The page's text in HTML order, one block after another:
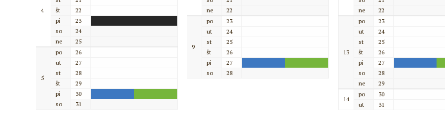
4
št
22
pi
23
so
24
ne
25
5
po
26
ut
27
st
28
št
29
pi
30
so
31
ne
22
9
po
23
ut
24
st
25
št
26
pi
27
so
28
ne
22
13
po
23
ut
24
st
25
št
26
pi
27
so
28
ne
29
14
po
30
ut
31